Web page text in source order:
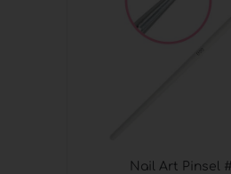
Nail Art Pinsel